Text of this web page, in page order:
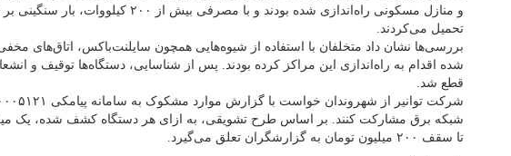
و منازل مسکونی راه‌اندازی شده بودند و با مصرفی بیش از
تحمیل می‌کردند.
بررسی‌ها نشان داد متخلفان با استفاده از شیوه‌هایی همچون سایلنت‌باکس، اتاق‌های مخفی
شده اقدام به راه‌اندازی این مراکز کرده بودند. پس از شناسایی، دستگاه‌ها توقیف و
قطع شد.
شبکه برق مشارکت کنند. بر اساس طرح تشویقی، به ازای هر دستگاه کشف‌ شده، یک
تا سقف ۲۰۰ میلیون تومان به گزارشگران تعلق می‌گیرد.